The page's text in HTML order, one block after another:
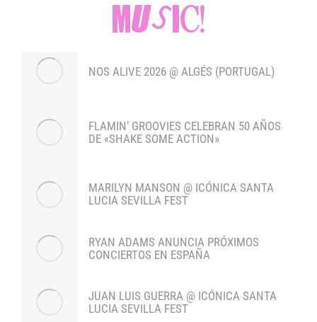
MUSIC!
NOS ALIVE 2026 @ ALGÉS (PORTUGAL)
FLAMIN’ GROOVIES CELEBRAN 50 AÑOS
DE «SHAKE SOME ACTION»
MARILYN MANSON @ ICÓNICA SANTA
LUCIA SEVILLA FEST
RYAN ADAMS ANUNCIA PRÓXIMOS
CONCIERTOS EN ESPAÑA
JUAN LUIS GUERRA @ ICÓNICA SANTA
LUCIA SEVILLA FEST